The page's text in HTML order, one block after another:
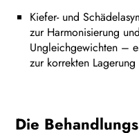
Kiefer- und
zur Harmonisierung
Ungleichgewichten –
zur korrekten
Die